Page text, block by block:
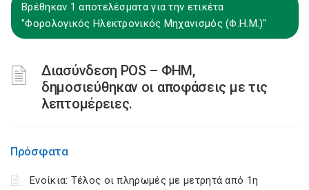
Βρέθηκαν 1 αποτελέσματα για την ετικέτα
"Φορολογικός Ηλεκτρονικός Μηχανισμός (Φ.Η.Μ.)"
Διασύνδεση POS – ΦΗΜ,
δημοσιεύθηκαν οι αποφάσεις με τις
λεπτομέρειες.
Πρόσφατα
Ενοίκια: Τέλος οι πληρωμές με μετρητά από 1η